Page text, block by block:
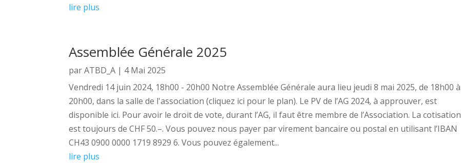
lire plus
Assemblée Générale 2025
parATBD_A | 4 Mai 2025
Vendredi 14 juin 2024, 18h00 - 20h00 Notre Assemblée Générale aura lieu jeudi 8 mai 2025, de 18h00 à
20h00, dans la salle de l'association (cliquez ici pour le plan). Le PV de l’AG 2024, à approuver, est
disponible ici. Pour avoir le droit de vote, durant l’AG, il faut être membre de l’Association. La cotisation
est toujours de CHF 50.–. Vous pouvez nous payer par virement bancaire ou postal en utilisant l’IBAN
CH43 0900 0000 1719 8929 6. Vous pouvez également...
lire plus